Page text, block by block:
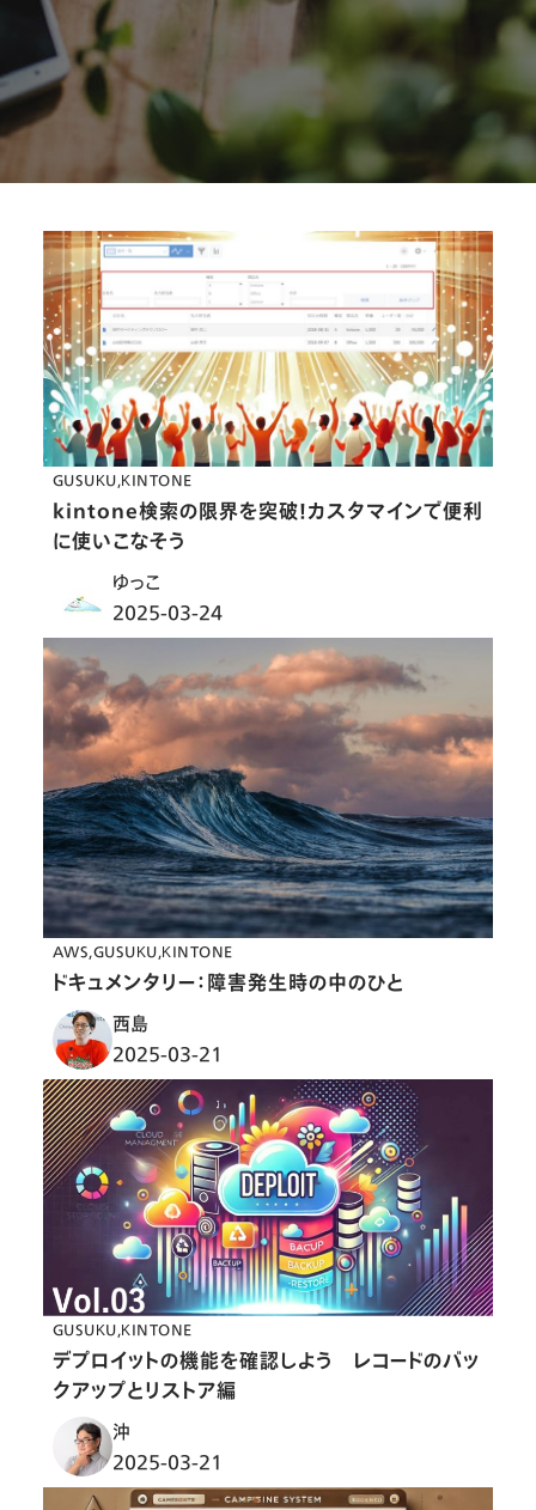
GUSUKU KINTONE
kintone検索の限界を突破！カスタマインで便利
に使いこなそう
ゆっこ
2025-03-24
AWS GUSUKU KINTONE
ドキュメンタリー：障害発生時の中のひと
西島
2025-03-21
GUSUKU KINTONE
デプロイットの機能を確認しよう レコードのバッ
クアップとリストア編
沖
2025-03-21